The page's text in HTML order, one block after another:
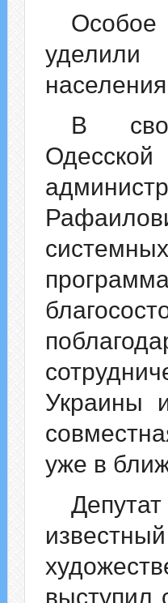
В
Украины
уже в
выступил